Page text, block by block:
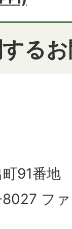
る
91番地
フ